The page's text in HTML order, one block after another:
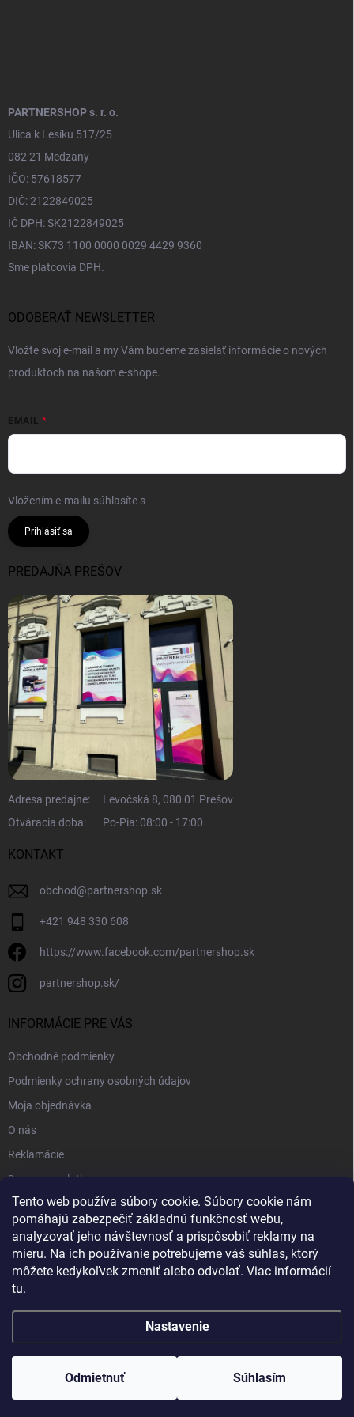
Tento web používa súbory cookie. Súbory cookie nám
pomáhajú zabezpečiť základnú funkčnosť webu,
analyzovať jeho návštevnosť a prispôsobiť reklamy na
mieru. Na ich používanie potrebujeme váš súhlas, ktorý
môžete kedykoľvek zmeniť alebo odvolať. Viac informácií
tu.
Nastavenie
Odmietnuť Súhlasím
PARTNERSHOP s. r. o.
Ulica k Lesíku 517/25
082 21 Medzany
IČO: 57618577
DIČ: 2122849025
IČ DPH: SK2122849025
IBAN: SK73 1100 0000 0029 4429 9360
Sme platcovia DPH.
ODOBERAŤ NEWSLETTER
Vložte svoj e-mail a my Vám budeme zasielať informácie o nových
produktoch na našom e-shope.
EMAIL
Vložením e-mailu súhlasíte s
Prihlásiť sa
PREDAJŇA PREŠOV
Adresa predajne:
Levočská 8, 080 01 Prešov
Otváracia doba:
Po-Pia: 08:00 - 17:00
KONTAKT
obchod@partnershop.sk
+421 948 330 608
https://www.facebook.com/partnershop.sk
partnershop.sk/
INFORMÁCIE PRE VÁS
Obchodné podmienky
Podmienky ochrany osobných údajov
Moja objednávka
O nás
Reklamácie
Doprava a platba
Kontakt
Blog
Vytvoril Shoptet
Copyright 2026PartnerShop.sk. Všetky práva vyhradené.Upraviť